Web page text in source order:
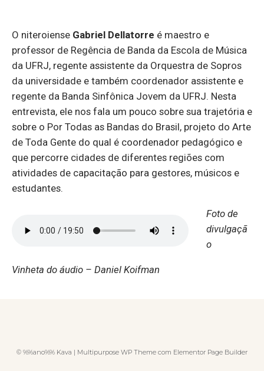
O niteroiense Gabriel Dellatorre é maestro e
professor de Regência de Banda da Escola de Música
da UFRJ, regente assistente da Orquestra de Sopros
da universidade e também coordenador assistente e
regente da Banda Sinfônica Jovem da UFRJ. Nesta
entrevista, ele nos fala um pouco sobre sua trajetória e
sobre o Por Todas as Bandas do Brasil, projeto do Arte
de Toda Gente do qual é coordenador pedagógico e
que percorre cidades de diferentes regiões com
atividades de capacitação para gestores, músicos e
estudantes.
Foto de
divulgaçã
o
Vinheta do áudio – Daniel Koifman
© %%ano%% Kava | Multipurpose WP Theme com Elementor Page Builder